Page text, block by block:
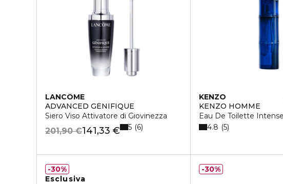
LANCÔME
ADVANCED GÉNIFIQUE
Siero Viso Attivatore di Giovinezza
141,33 €
201,90 € 5 6
KENZO
KENZO HOMME
Eau De Toilette Intense
4.8 5
Esclusiva
30% 30%